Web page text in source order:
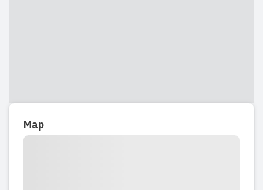
Map